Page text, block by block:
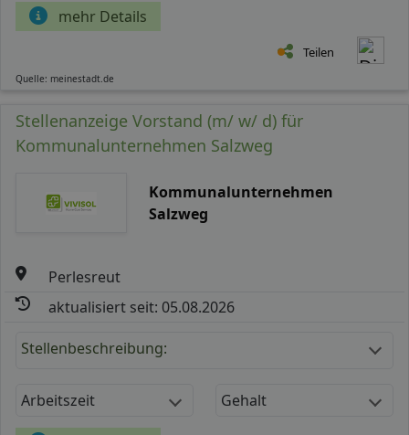
mehr Details
Teilen
Quelle: meinestadt.de
Stellenanzeige Vorstand (m/ w/ d) für
Kommunalunternehmen Salzweg
Kommunalunternehmen
Salzweg
Perlesreut
aktualisiert seit: 05.08.2026
Stellenbeschreibung:
Arbeitszeit Gehalt